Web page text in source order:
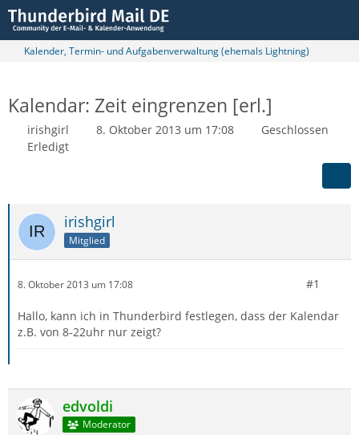
Kalender, Termin- und Aufgabenverwaltung (ehemals Lightning)
Kalendar: Zeit eingrenzen [erl.]
irishgirl 8. Oktober 2013 um 17:08
Geschlossen
Erledigt
irishgirl
Mitglied
8. Oktober 2013 um 17:08 #1
Hallo, kann ich in Thunderbird festlegen, dass der Kalendar
z.B. von 8-22uhr nur zeigt?
edvoldi
Moderator